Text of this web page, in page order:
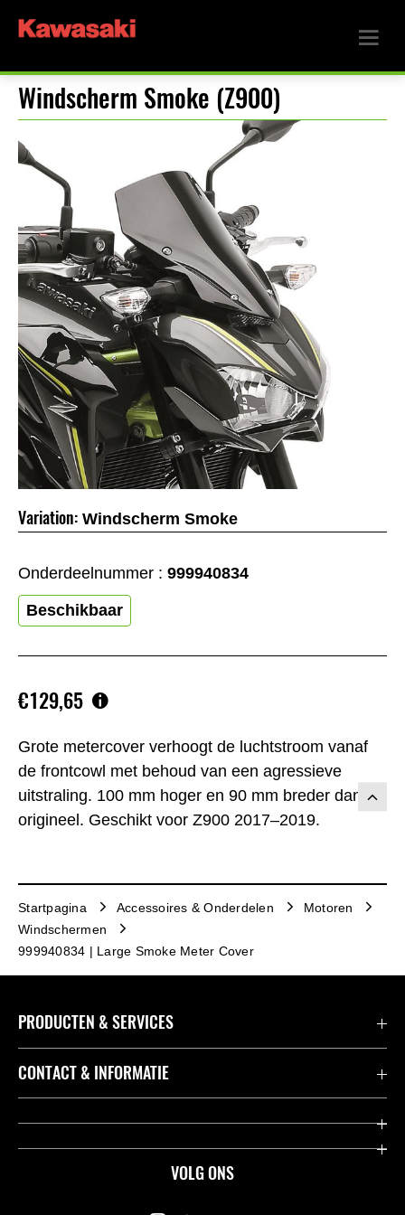
Windscherm Smoke (Z900)
Grote metercover verhoogt de luchtstroom vanaf
de frontcowl met behoud van een agressieve
uitstraling. 100 mm hoger en 90 mm breder dan
origineel. Geschikt voor Z900 2017–2019.
€129,65
Variation: Windscherm Smoke
Onderdeelnummer : 999940834
Beschikbaar
Startpagina Accessoires & Onderdelen
Motoren
Windschermen
999940834 | Large Smoke Meter Cover
VOLG ONS
PRODUCTEN & SERVICES
Accessoires & Onderdelen
Dealers
CONTACT & INFORMATIE
Contact